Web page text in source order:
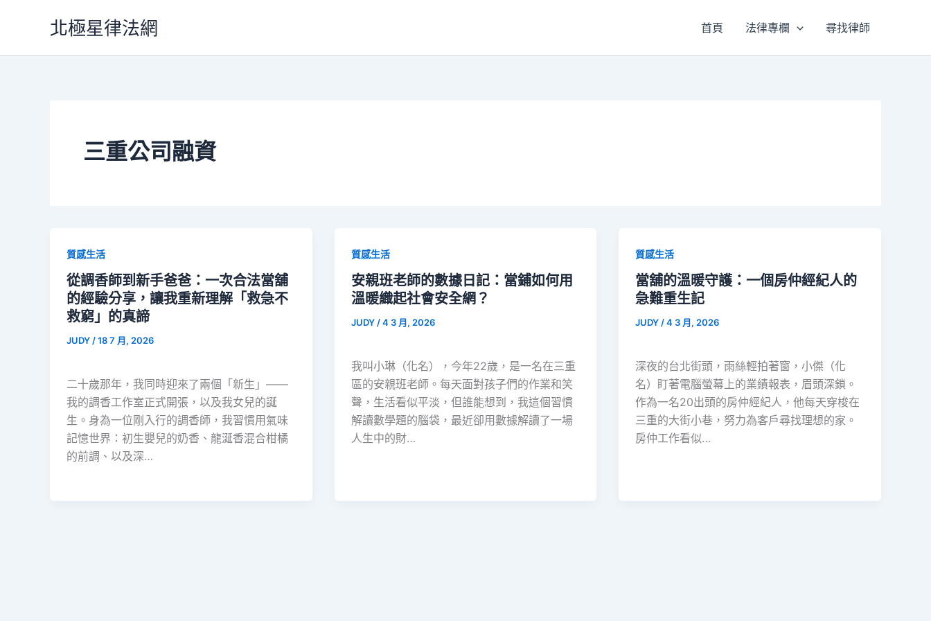
北極星律法網 首頁 法律專欄 尋找律師
三重公司融資
質感生活
從調香師到新手爸爸：一次合法當舖
的經驗分享，讓我重新理解「救急不
救窮」的真諦
JUDY /18 7 月, 2026
二十歲那年，我同時迎來了兩個「新生」——
我的調香工作室正式開張，以及我女兒的誕
生。身為一位剛入行的調香師，我習慣用氣味
記憶世界：初生嬰兒的奶香、龍涎香混合柑橘
的前調、以及深…
質感生活
安親班老師的數據日記：當鋪如何用
溫暖織起社會安全網？
JUDY /4 3 月, 2026
我叫小琳（化名），今年22歲，是一名在三重
區的安親班老師。每天面對孩子們的作業和笑
聲，生活看似平淡，但誰能想到，我這個習慣
解讀數學題的腦袋，最近卻用數據解讀了一場
人生中的財…
質感生活
當舖的溫暖守護：一個房仲經紀人的
急難重生記
JUDY /4 3 月, 2026
深夜的台北街頭，雨絲輕拍著窗，小傑（化
名）盯著電腦螢幕上的業績報表，眉頭深鎖。
作為一名20出頭的房仲經紀人，他每天穿梭在
三重的大街小巷，努力為客戶尋找理想的家。
房仲工作看似…